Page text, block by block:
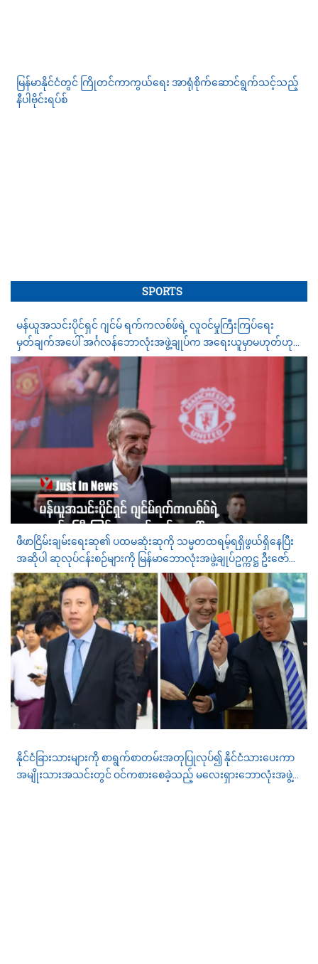
မြန်မာနိုင်ငံတွင် ကြိုတင်ကာကွယ်ရေး အာရုံစိုက်ဆောင်ရွက်သင့်သည့်
နီပါဗိုင်းရပ်စ်
SPORTS
မန်ယူအသင်းပိုင်ရှင် ဂျင်မ် ရက်ကလစ်ဖ်ရဲ့ လူဝင်မှုကြီးကြပ်ရေး
မှတ်ချက်အပေါ် အင်္ဂလန်ဘောလုံးအဖွဲ့ချုပ်က အရေးယူမှာမဟုတ်ဟု
ပြော
ဖီဖာငြိမ်းချမ်းရေးဆု၏ ပထမဆုံးဆုကို သမ္မတထရမ့်ရရှိဖွယ်ရှိနေပြီး
အဆိုပါ ဆုလုပ်ငန်းစဉ်များကို မြန်မာဘောလုံးအဖွဲ့ချုပ်ဥက္ကဋ္ဌ ဦးဇော်
ဇော် ဦးဆောင်နေဟုဆို
နိုင်ငံခြားသားများကို စာရွက်စာတမ်းအတုပြုလုပ်၍ နိုင်ငံသားပေးကာ
အမျိုးသားအသင်းတွင် ဝင်ကစားစေခဲ့သည့် မလေးရှားဘောလုံးအဖွဲ့